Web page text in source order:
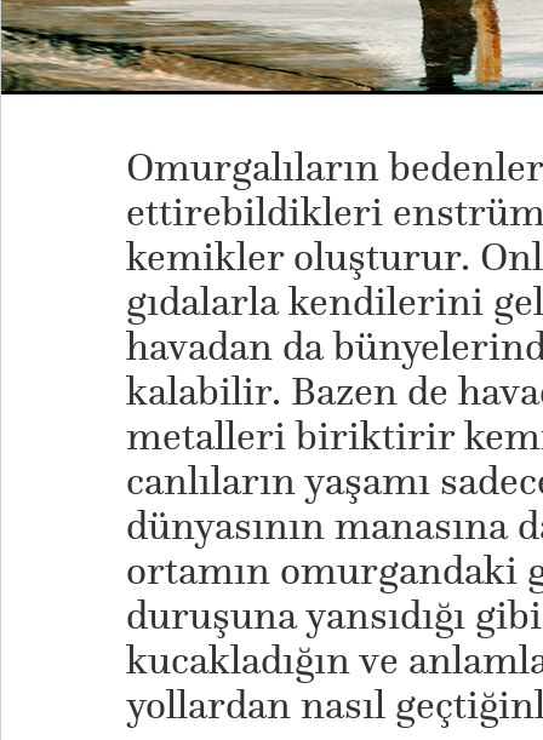
Omurgalıların
ettirebildikleri
kemikler oluşturur.
gıdalarla kendilerini
havadan da
kalabilir. Bazen de
metalleri biriktirir
canlıların yaşamı
dünyasının manasına
ortamın omurgandaki
duruşuna yansıdığı
kucakladığın ve
yollardan nasıl